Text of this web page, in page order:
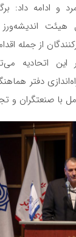
و ادامه داد:
هیئت
از جمله
اتحادیه
دفتر
با صنعتگران و